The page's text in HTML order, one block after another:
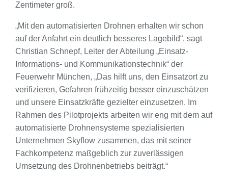
Zentimeter groß.
„Mit den automatisierten Drohnen erhalten wir schon
auf der Anfahrt ein deutlich besseres Lagebild“, sagt
Christian Schnepf, Leiter der Abteilung „Einsatz-
Informations- und Kommunikationstechnik“ der
Feuerwehr München, „Das hilft uns, den Einsatzort zu
verifizieren, Gefahren frühzeitig besser einzuschätzen
und unsere Einsatzkräfte gezielter einzusetzen. Im
Rahmen des Pilotprojekts arbeiten wir eng mit dem auf
automatisierte Drohnensysteme spezialisierten
Unternehmen Skyflow zusammen, das mit seiner
Fachkompetenz maßgeblich zur zuverlässigen
Umsetzung des Drohnenbetriebs beiträgt.“